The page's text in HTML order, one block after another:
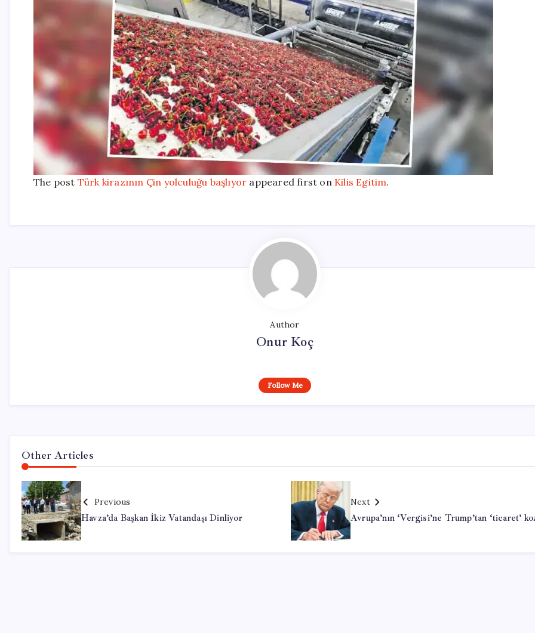
The post Türk kirazının Çin yolculuğu başlıyor appeared first on Kilis Egitim.
Author
Onur Koç
Follow Me
Other Articles
Previous
Havza’da Başkan İkiz Vatandaşı Dinliyor
Next
Avrupa’nın ‘Vergisi’ne Trump’tan ‘ticaret’